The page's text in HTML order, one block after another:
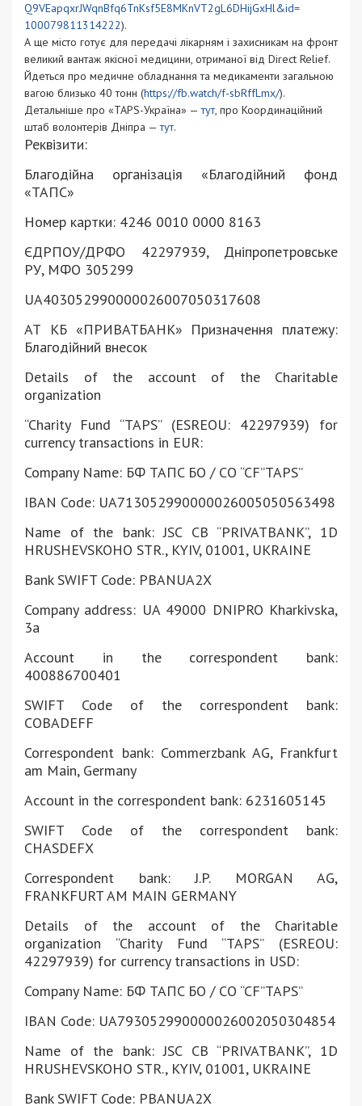
Q9VEapqxrJWqnBfq6TnKsf5E8MKnVT2gL6DHijGxHl&id=
100079811314222).
А ще місто готує для передачі лікарням і захисникам на фронт
великий вантаж якісної медицини, отриманої від Direct Relief.
Йдеться про медичне обладнання та медикаменти загальною
вагою близько 40 тонн (https://fb.watch/f-sbRffLmx/).
Детальніше про «TAPS-Україна» —тут, про Координаційний
штаб волонтерів Дніпра —тут.
Реквізити:
Благодійна організація «Благодійний фонд
«ТАПС»
Номер картки: 4246 0010 0000 8163
ЄДРПОУ/ДРФО 42297939, Дніпропетровське
РУ, МФО 305299
UA403052990000026007050317608
АТ КБ «ПРИВАТБАНК» Призначення платежу:
Благодійний внесок
Details of the account of the Charitable
organization
“Charity Fund “TAPS” (ESREOU: 42297939) for
currency transactions in EUR:
Company Name: БФ TAПC БО / CO “CF”TAPS”
IBAN Code: UA713052990000026005050563498
Name of the bank: JSC CB “PRIVATBANK”, 1D
HRUSHEVSKOHO STR., KYIV, 01001, UKRAINE
Bank SWIFT Code: PBANUA2X
Company address: UA 49000 DNIPRO Kharkivska,
3a
Account in the correspondent bank:
400886700401
SWIFT Code of the correspondent bank:
COBADEFF
Correspondent bank: Commerzbank AG, Frankfurt
am Main, Germany
Account in the correspondent bank: 6231605145
SWIFT Code of the correspondent bank:
CHASDEFX
Correspondent bank: J.P. MORGAN AG,
FRANKFURT AM MAIN GERMANY
Details of the account of the Charitable
organization “Charity Fund “TAPS” (ESREOU:
42297939) for currency transactions in USD:
Company Name: БФ TAПC БО / CO “CF”TAPS”
IBAN Code: UA793052990000026002050304854
Name of the bank: JSC CB “PRIVATBANK”, 1D
HRUSHEVSKOHO STR., KYIV, 01001, UKRAINE
Bank SWIFT Code: PBANUA2X